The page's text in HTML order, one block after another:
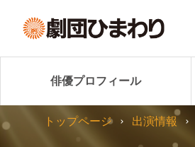
俳優プロフィール
トップページ 出演情報